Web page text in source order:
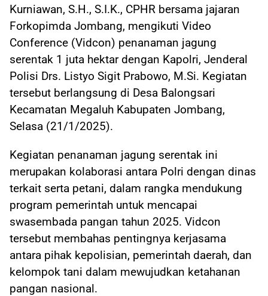
Kurniawan, S.H., S.I.K., CPHR bersama jajaran
Forkopimda Jombang, mengikuti Video
Conference (Vidcon) penanaman jagung
serentak 1 juta hektar dengan Kapolri, Jenderal
Polisi Drs. Listyo Sigit Prabowo, M.Si. Kegiatan
tersebut berlangsung di Desa Balongsari
Kecamatan Megaluh Kabupaten Jombang,
Selasa (21/1/2025).
Kegiatan penanaman jagung serentak ini
merupakan kolaborasi antara Polri dengan dinas
terkait serta petani, dalam rangka mendukung
program pemerintah untuk mencapai
swasembada pangan tahun 2025. Vidcon
tersebut membahas pentingnya kerjasama
antara pihak kepolisian, pemerintah daerah, dan
kelompok tani dalam mewujudkan ketahanan
pangan nasional.